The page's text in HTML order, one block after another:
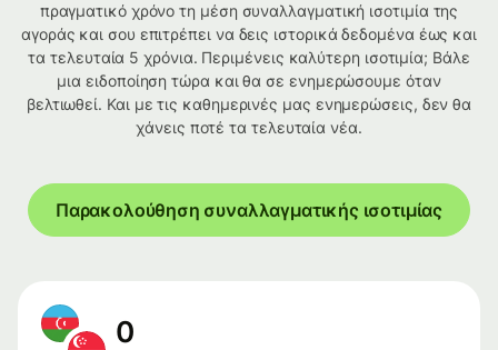
πραγματικό χρόνο τη μέση συναλλαγματική ισοτιμία της
αγοράς και σου επιτρέπει να δεις ιστορικά δεδομένα έως και
τα τελευταία 5 χρόνια. Περιμένεις καλύτερη ισοτιμία; Βάλε
μια ειδοποίηση τώρα και θα σε ενημερώσουμε όταν
βελτιωθεί. Και με τις καθημερινές μας ενημερώσεις, δεν θα
χάνεις ποτέ τα τελευταία νέα.
Παρακολούθηση συναλλαγματικής ισοτιμίας
0